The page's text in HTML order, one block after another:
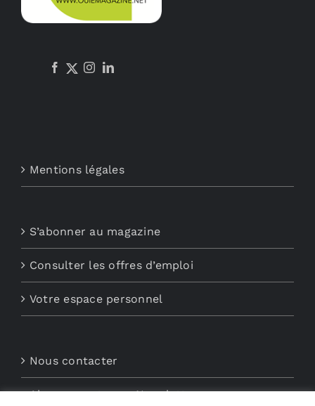
Mentions légales
S’abonner au magazine
Consulter les offres d’emploi
Votre espace personnel
Nous contacter
Abonnements aux Newsletters